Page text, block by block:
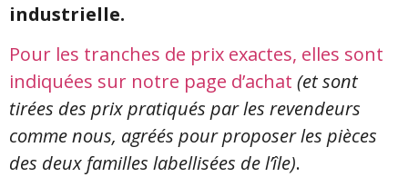
industrielle.
Pour les tranches de prix exactes, elles sont
indiquées sur notre page d’achat (et sont
tirées des prix pratiqués par les revendeurs
comme nous, agréés pour proposer les pièces
des deux familles labellisées de l’île).